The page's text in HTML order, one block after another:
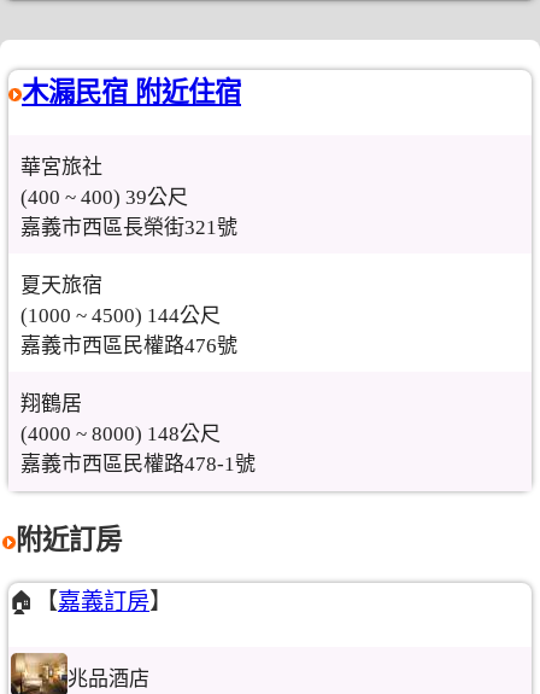
木漏民宿 附近住宿
華宮旅社
(400 ~ 400) 39公尺
嘉義市西區長榮街321號
夏天旅宿
(1000 ~ 4500) 144公尺
嘉義市西區民權路476號
翔鶴居
(4000 ~ 8000) 148公尺
嘉義市西區民權路478-1號
附近訂房
🏠【嘉義訂房】
兆品酒店